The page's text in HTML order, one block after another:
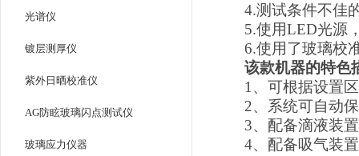
光谱仪
镀层测厚仪
紫外日晒校准仪
AG防眩玻璃闪点测试仪
玻璃应力仪器
4.测试条件不佳
5.使用LED光源
6.使用了玻璃校
该款机器的特色
1、 可根据设置
2、 系统可自动
3、 配备滴液装
4、 配备吸气装